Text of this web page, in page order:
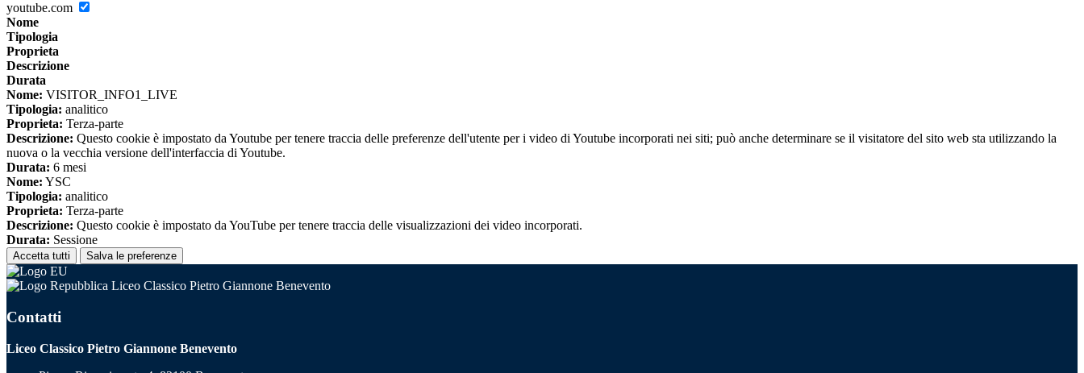
youtube.com
Nome
Tipologia
Proprieta
Descrizione
Durata
Nome: VISITOR_INFO1_LIVE
Tipologia: analitico
Proprieta: Terza-parte
Descrizione: Questo cookie è impostato da Youtube per tenere traccia delle preferenze dell'utente per i video di Youtube incorporati nei siti; può anche determinare se il visitatore del sito web sta utilizzando la
nuova o la vecchia versione dell'interfaccia di Youtube.
Durata: 6 mesi
Nome: YSC
Tipologia: analitico
Proprieta: Terza-parte
Descrizione: Questo cookie è impostato da YouTube per tenere traccia delle visualizzazioni dei video incorporati.
Durata: Sessione
Accetta tutti Salva le preferenze
Liceo Classico Pietro Giannone Benevento
Contatti
Liceo Classico Pietro Giannone Benevento